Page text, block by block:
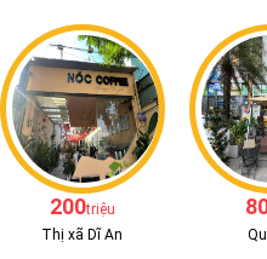
200triệu
Thị xã Dĩ An